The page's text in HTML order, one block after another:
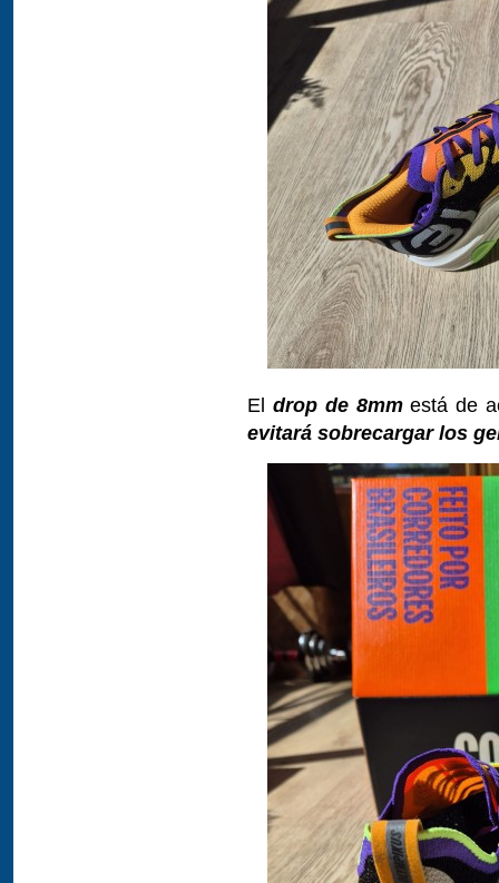
El drop de 8mmestá de
evitará sobrecargar los